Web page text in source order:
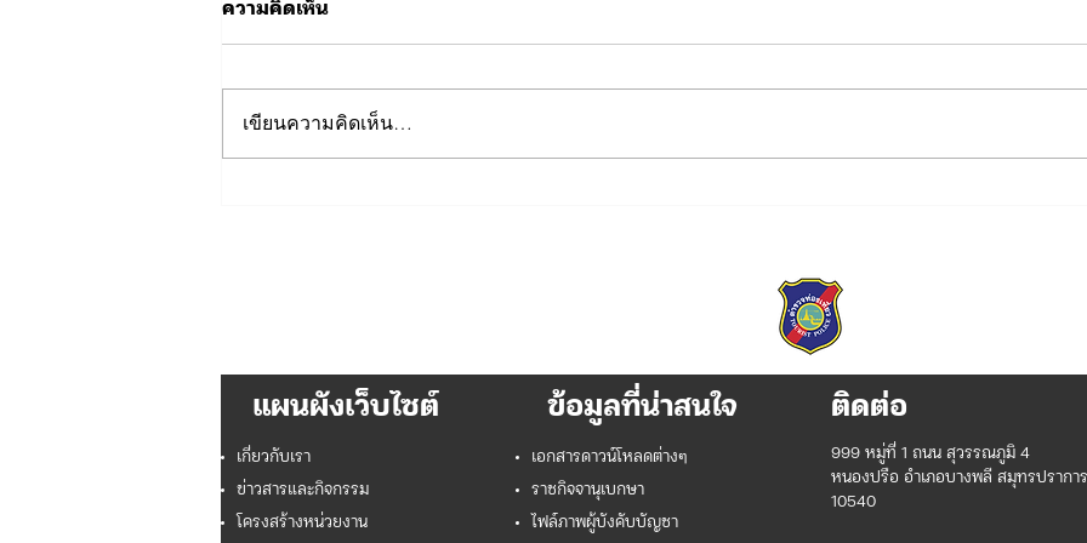
กรกฎาคม 2569
ความคิดเห็น
เขียนความคิดเห็น…
แผนผังเว็บไซต์
เกี่ยวกับเรา
ข่าวสารและกิจกรรม
โครงสร้างหน่วยงาน
ข้อมูลที่น่าสนใจ
เอกสารดาวน์โหลดต่างๆ
ราชกิจจานุเบกษา
ไฟล์ภาพผู้บังคับบัญชา
ติดต่อ
999 หมู่ที่ 1 ถนน สุวรรณภูมิ 4
หนองปรือ อำเภอบางพลี สมุทรปราการ
10540